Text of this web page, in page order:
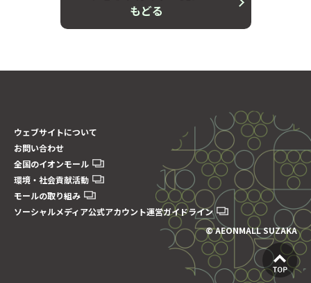
もどる
ウェブサイトについて
お問い合わせ
全国のイオンモール
環境・社会貢献活動
モールの取り組み
ソーシャルメディア公式アカウント運営ガイドライン
© AEONMALL SUZAKA